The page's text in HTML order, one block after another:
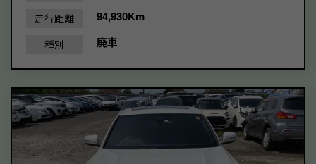
走行距離 94,930Km
種別 廃車